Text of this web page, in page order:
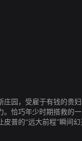
庄园，受雇于有钱的贵
。恰巧年少时期搭救的
普的“远大前程”瞬间